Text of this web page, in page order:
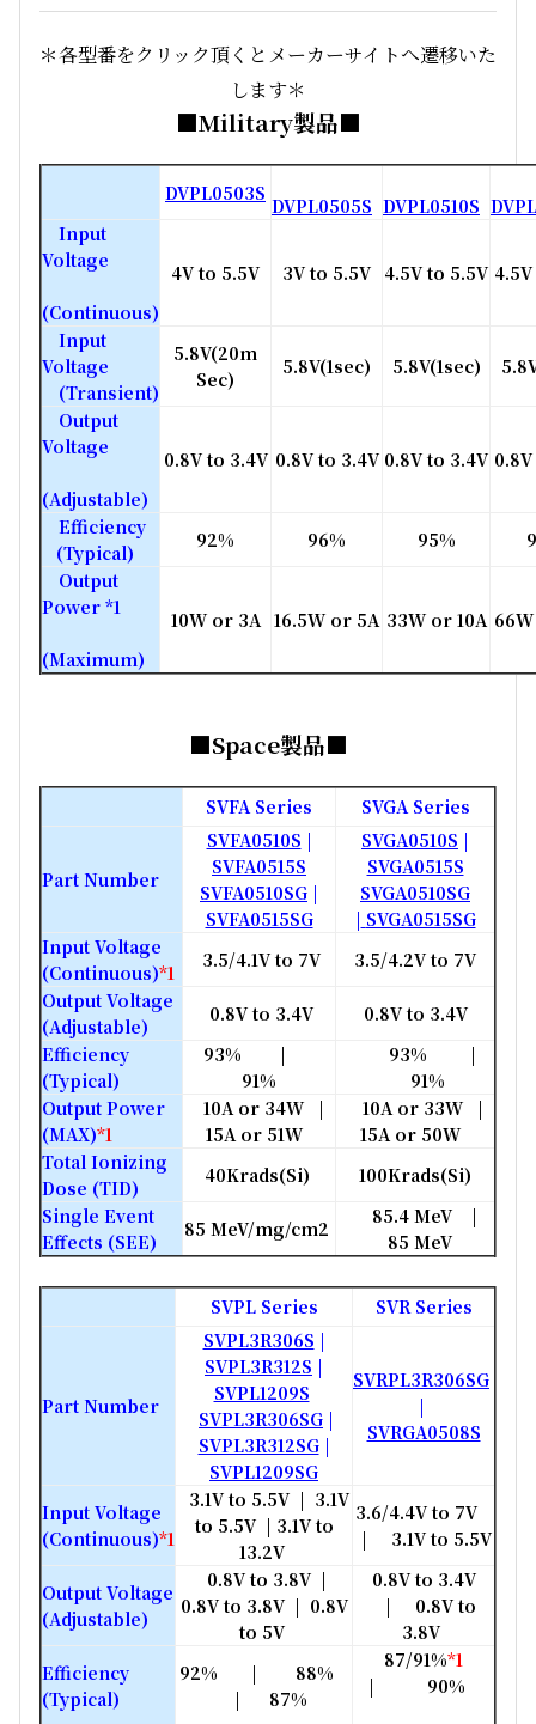
＊各型番をクリック頂くとメーカーサイトへ遷移いた
します＊
■Military製品■
DVPL0503S
DVPL0505S DVPL0510S
Input
Voltage
(Continuous)
4V to 5.5V 3V to 5.5V 4.5V to 5.5V
Input
Voltage
(Transient)
5.8V(20m
Sec)
5.8V(1sec) 5.8V(1sec)
Output
Voltage
(Adjustable)
0.8V to 3.4V 0.8V to 3.4V 0.8V to 3.4V
Efficiency
(Typical)
92% 96% 95%
Output
Power *1
(Maximum)
10W or 3A 16.5W or 5A 33W or 10A
■Space製品■
SVFA Series SVGA Series
Part Number
SVFA0510S |
SVFA0515S
SVFA0510SG |
SVFA0515SG
SVGA0510S |
SVGA0515S
SVGA0510SG
| SVGA0515SG
Input Voltage
(Continuous)*1
3.5/4.1V to 7V
3.5/4.2V to 7V
Output Voltage
(Adjustable)
0.8V to 3.4V
0.8V to 3.4V
Efficiency
(Typical)
93% |
91%
93% |
91%
Output Power
(MAX)*1
10A or 34W |
15A or 51W
10A or 33W |
15A or 50W
Total Ionizing
Dose (TID)
40Krads(Si)
100Krads(Si)
Single Event
Effects (SEE)
85 MeV/mg/cm2
85.4 MeV |
85 MeV
SVPL Series SVR Series
Part Number
SVPL3R306S |
SVPL3R312S |
SVPL1209S
SVPL3R306SG |
SVPL3R312SG|
SVPL1209SG
SVRPL3R306SG
|
SVRGA0508S
Input Voltage
(Continuous)*1
3.1V to 5.5V | 3.1V
to 5.5V | 3.1V to
13.2V
3.6/4.4V to 7V
| 3.1V to 5.5V
Output Voltage
(Adjustable)
0.8V to 3.8V |
0.8V to 3.8V | 0.8V
to 5V
0.8V to 3.4V
| 0.8V to
3.8V
Efficiency
(Typical)
92% | 88%
| 87%
87/91%*1
| 90%